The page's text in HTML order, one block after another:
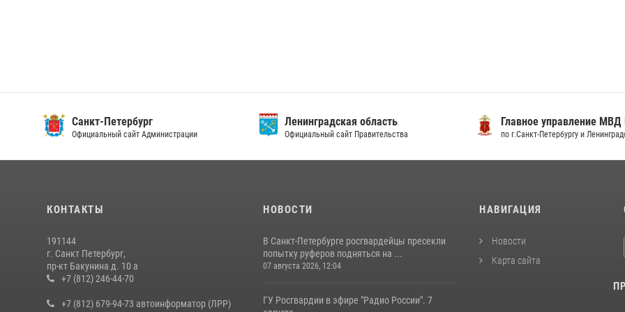
Санкт-Петербург
Официальный сайт Администрации
Ленинградская область
Официальный сайт Правительства
Главное управление МВД
по г.Санкт-Петербургу и
КОНТАКТЫ
191144
г. Санкт Петербург,
пр-кт Бакунина д. 10 а
+7 (812) 246-44-70
+7 (812) 679-94-73 автоинформатор (ЛРР)
НОВОСТИ
В Санкт-Петербурге росгвардейцы пресекли
попытку руферов подняться на ...
07 августа 2026, 12:04
ГУ Росгвардии в эфире "Радио России". 7
НАВИГАЦИЯ
Новости
Карта сайта